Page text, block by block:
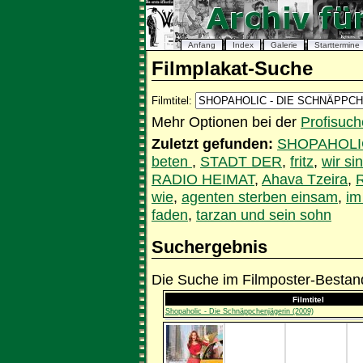
Anfang Index Galerie Starttermine
Filmplakat-Suche
Filmtitel:
Mehr Optionen bei der
Zuletzt gefunden:
beten , STADT DER, fritz, wir
RADIO HEIMAT, Ahava Tzeira,
wie, agenten sterben einsam,
faden, tarzan und sein sohn
Suchergebnis
Die Suche im Filmposter-
Filmtitel
Shopaholic - Die Schnäppchenjägerin (2009)